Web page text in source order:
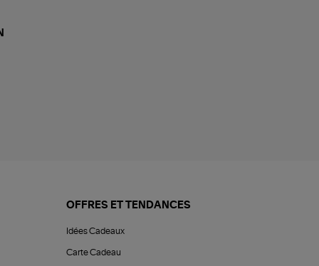
OFFRES ET TENDANCES
Idées Cadeaux
Carte Cadeau